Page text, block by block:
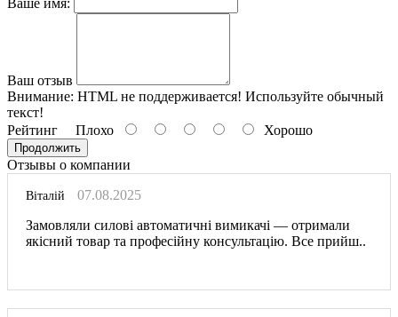
Ваш отзыв
Внимание: HTML не поддерживается! Используйте обычный
текст!
Рейтинг Плохо Хорошо
Продолжить
Отзывы о компании
Віталій
07.08.2025
Замовляли силові автоматичні вимикачі — отримали
якісний товар та професійну консультацію. Все прийш..